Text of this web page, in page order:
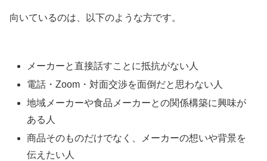
向いているのは、以下のような方です。
メーカーと直接話すことに抵抗がない人
電話・Zoom・対面交渉を面倒だと思わない人
地域メーカーや食品メーカーとの関係構築に興味が
ある人
商品そのものだけでなく、メーカーの想いや背景を
伝えたい人